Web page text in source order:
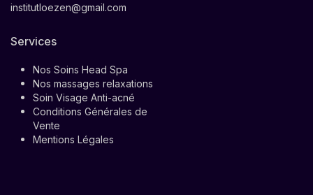
institutloezen@gmail.com
Services
Nos Soins Head Spa
Nos massages relaxations
Soin Visage Anti-acné
Conditions Générales de
Vente
Mentions Légales